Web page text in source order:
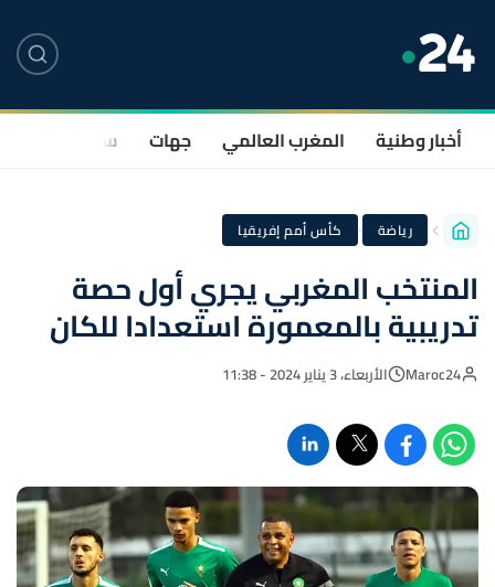
أخبار وطنية المغرب العالمي جهات سياسة
رياضة · كأس أمم إفريقيا
المنتخب المغربي يجري أول حصة
تدريبية بالمعمورة استعدادا للكان
Maroc24 الأربعاء، 3 يناير 2024 - 11:38